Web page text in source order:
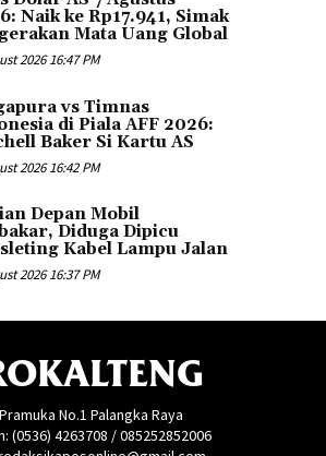
Naik ke Rp17.941, Simak
Mata Uang Global
2026 16:47 PM
vs Timnas
di Piala AFF 2026:
Baker Si Kartu AS
2026 16:42 PM
Depan Mobil
Diduga Dipicu
Kabel Lampu Jalan
2026 16:37 PM
No.1 Palangka Raya
(0536) 4263708 / 085252852006